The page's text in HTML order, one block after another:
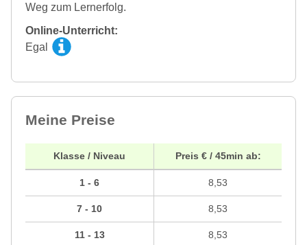
Weg zum Lernerfolg.
Online-Unterricht:
Egal
Meine Preise
Klasse / Niveau
1 - 6
7 - 10
11 - 13
Preis € / 45min ab:
8,53
8,53
8,53